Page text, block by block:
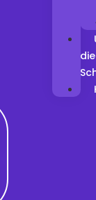
die